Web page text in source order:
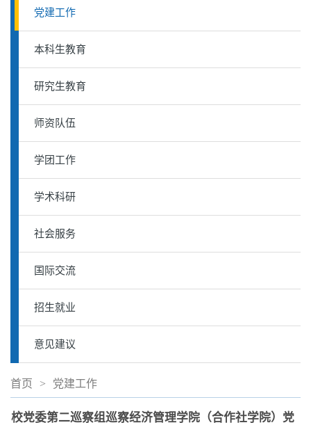
党建工作
本科生教育
研究生教育
师资队伍
学团工作
学术科研
社会服务
国际交流
招生就业
意见建议
首页 > 党建工作
校党委第二巡察组巡察经济管理学院（合作社学院）党